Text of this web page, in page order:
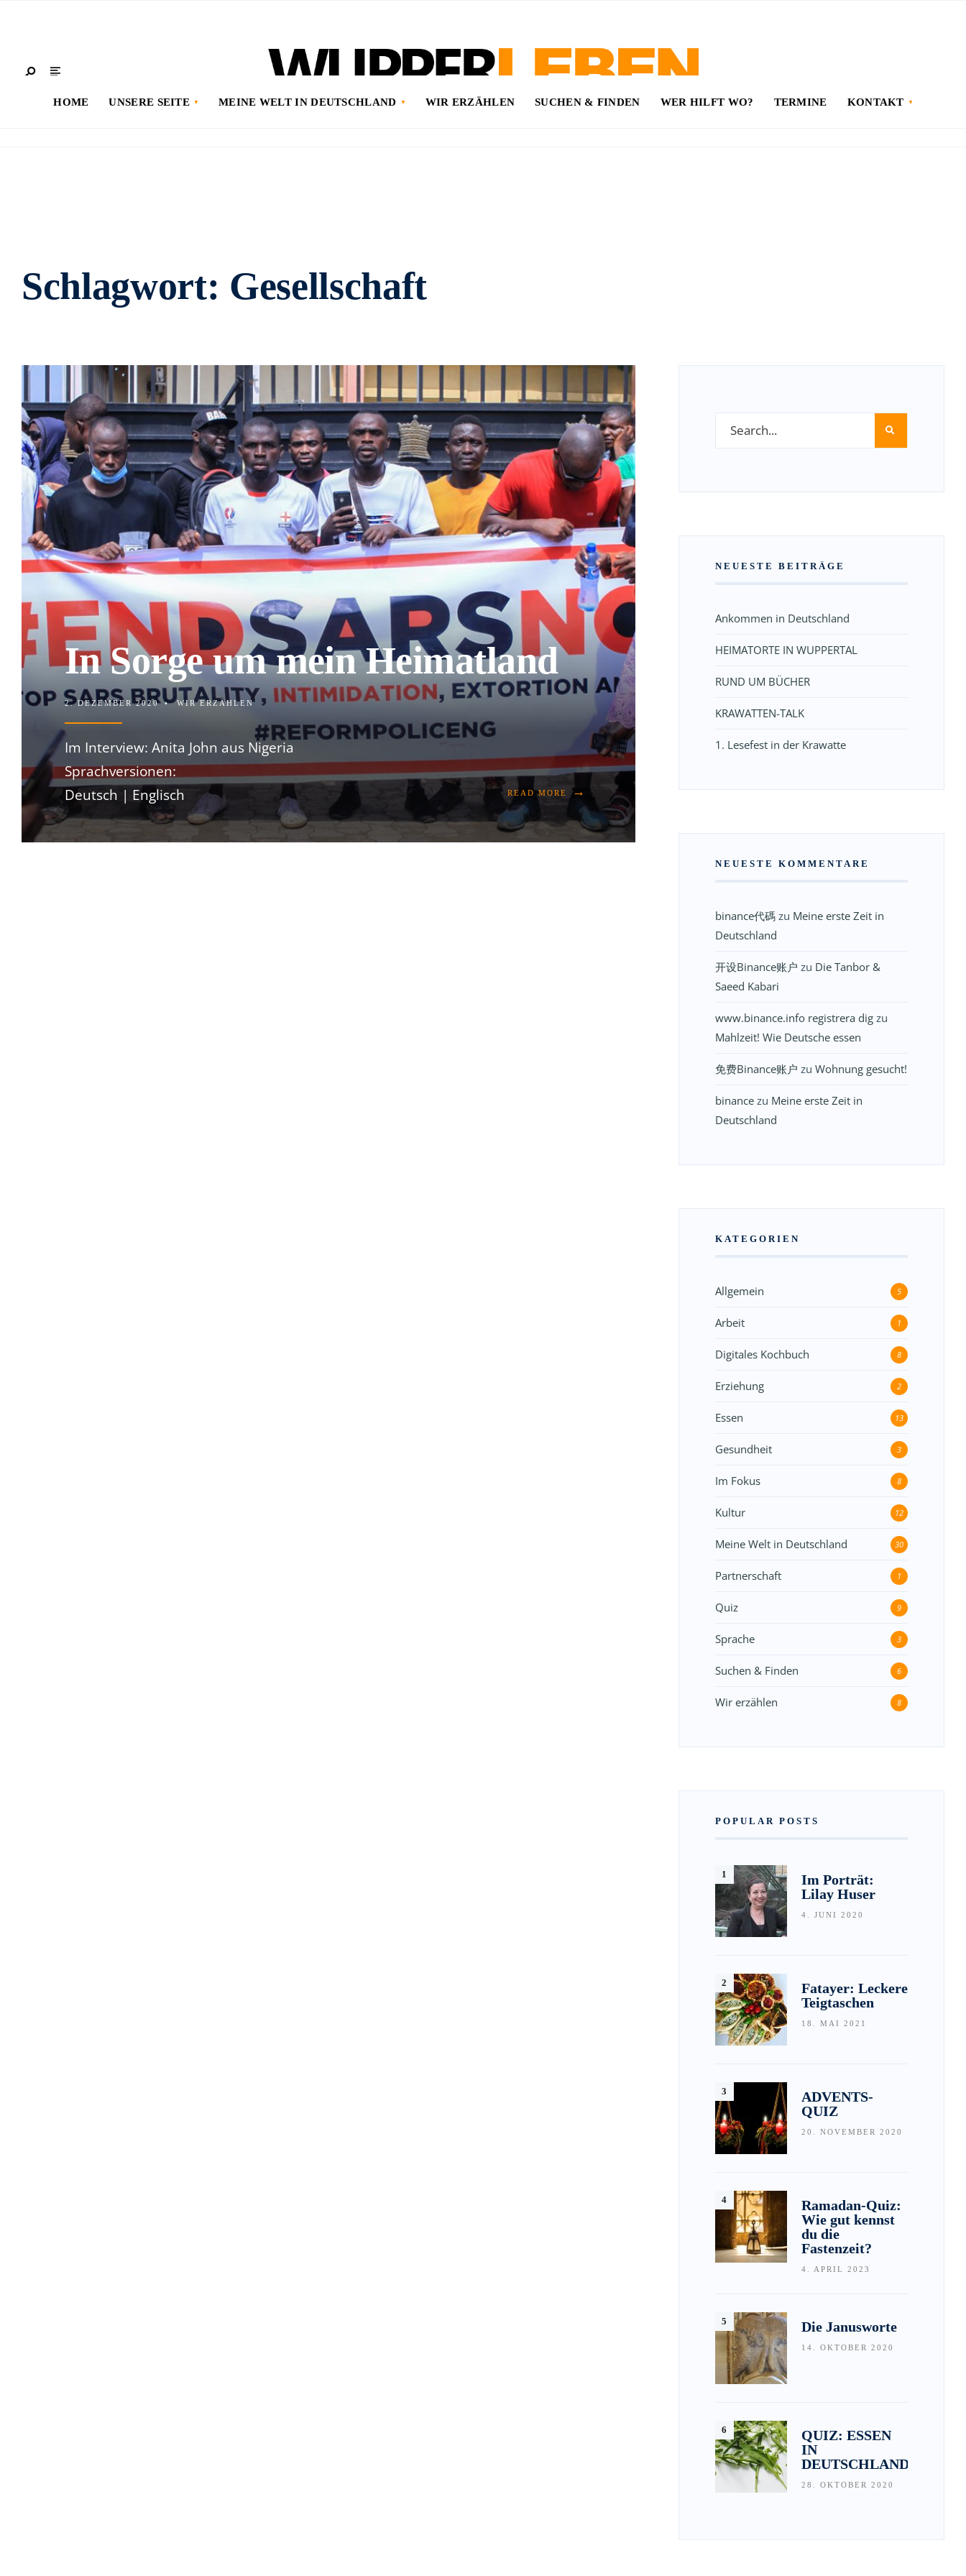
HOME UNSERE SEITE MEINE WELT IN DEUTSCHLAND WIR ERZÄHLEN SUCHEN & FINDEN WER HILFT WO? TERMINE KONTAKT
Schlagwort: Gesellschaft
In Sorge um mein Heimatland
2. DEZEMBER 2020 • WIR ERZÄHLEN
Im Interview: Anita John aus Nigeria
Sprachversionen:
Deutsch | Englisch
READ MORE →
NEUESTE BEITRÄGE
Ankommen in Deutschland
HEIMATORTE IN WUPPERTAL
RUND UM BÜCHER
KRAWATTEN-TALK
1. Lesefest in der Krawatte
NEUESTE KOMMENTARE
binance代碼zu Meine erste Zeit in
Deutschland
开设Binance账户 zu Die Tanbor &
Saeed Kabari
www.binance.info registrera digzu
Mahlzeit! Wie Deutsche essen
免费Binance账户 zu Wohnung gesucht!
binancezu Meine erste Zeit in
Deutschland
KATEGORIEN
Allgemein 5
Arbeit 1
Digitales Kochbuch 8
Erziehung 2
Essen 13
Gesundheit 3
Im Fokus 8
Kultur 12
Meine Welt in Deutschland 30
Partnerschaft 1
Quiz 9
Sprache 3
Suchen & Finden 6
Wir erzählen 8
POPULAR POSTS
Im Porträt:
Lilay Huser
4. JUNI 2020
Fatayer: Leckere
Teigtaschen
18. MAI 2021
ADVENTS-
QUIZ
20. NOVEMBER 2020
Ramadan-Quiz:
Wie gut kennst
du die
Fastenzeit?
4. APRIL 2023
Die Janusworte
14. OKTOBER 2020
QUIZ: ESSEN
IN
DEUTSCHLAND
28. OKTOBER 2020